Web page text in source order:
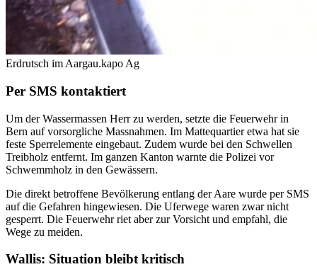
Erdrutsch im Aargau.kapo Ag
Per SMS kontaktiert
Um der Wassermassen Herr zu werden, setzte die Feuerwehr in
Bern auf vorsorgliche Massnahmen. Im Mattequartier etwa hat sie
feste Sperrelemente eingebaut. Zudem wurde bei den Schwellen
Treibholz entfernt. Im ganzen Kanton warnte die Polizei vor
Schwemmholz in den Gewässern.
Die direkt betroffene Bevölkerung entlang der Aare wurde per SMS
auf die Gefahren hingewiesen. Die Uferwege waren zwar nicht
gesperrt. Die Feuerwehr riet aber zur Vorsicht und empfahl, die
Wege zu meiden.
Wallis: Situation bleibt kritisch